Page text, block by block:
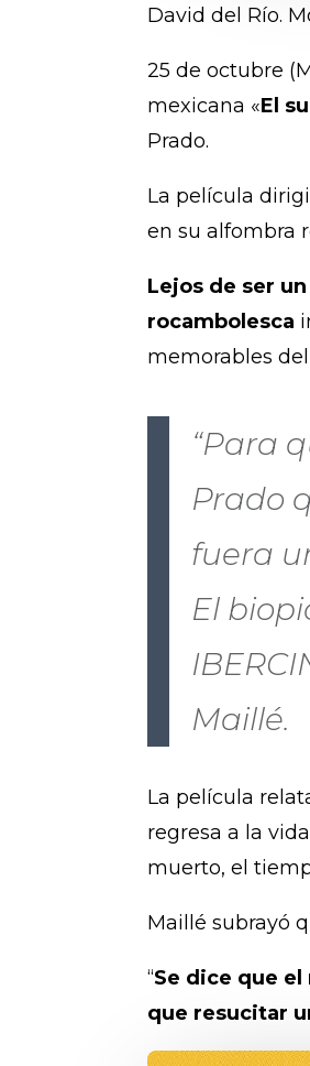
David del Río.
25 de octubre
mexicana «El
Prado.
La película
en su alfombra
Lejos de ser
rocambolesca
memorables
“Para
Prado
fuera
El
Maillé.
La película
regresa a la
muerto, el
Maillé subrayó
“Se dice que
que resucitar